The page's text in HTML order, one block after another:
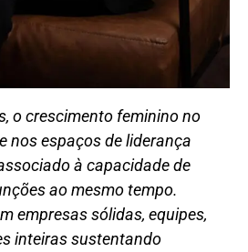
o crescimento feminino no
nos espaços de liderança
à capacidade de
ao mesmo tempo.
empresas sólidas, equipes,
inteiras sustentando